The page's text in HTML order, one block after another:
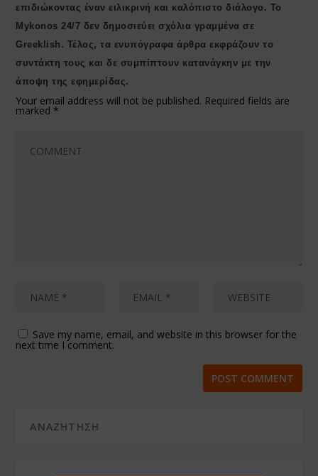
επιδιώκοντας έναν ειλικρινή και καλόπιστο διάλογο. Το
Μykonos 24/7 δεν δημοσιεύει σχόλια γραμμένα σε
Greeklish. Τέλος, τα ενυπόγραφα άρθρα εκφράζουν το
συντάκτη τους και δε συμπίπτουν κατανάγκην με την
άποψη της εφημερίδας.
Your email address will not be published. Required fields are
marked *
Save my name, email, and website in this browser for the
next time I comment.